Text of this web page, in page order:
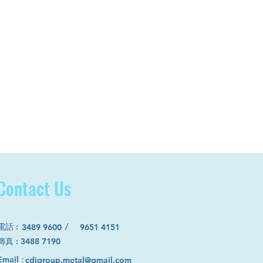
9651 4151
話 : /
：cdjgroup.metal@gmail.com
Us
3489 9600
真 : 3488 7190